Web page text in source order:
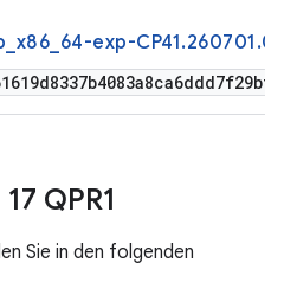
exp-
QPR1
Sie in den folgenden